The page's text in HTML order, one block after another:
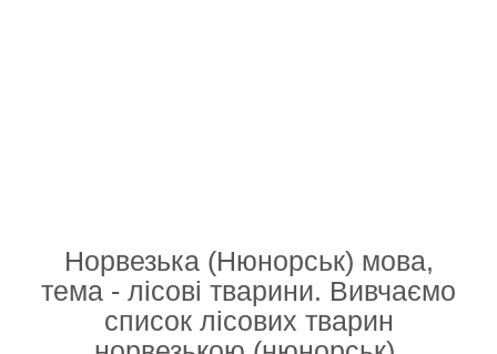
Норвезька (Нюнорськ) мова,
тема - лісові тварини. Вивчаємо
список лісових тварин